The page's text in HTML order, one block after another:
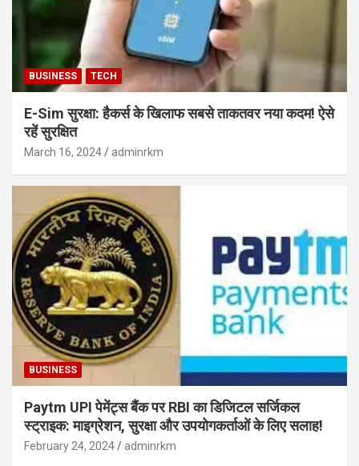
BUSINESS TECH
E-Sim सुरक्षा: हैकर्स के खिलाफ सबसे ताकतवर नया कदम! ऐसे
रहें सुरक्षित
March 16, 2024 adminrkm
BUSINESS
Paytm UPI पेमेंट्स बैंक पर RBI का डिजिटल सर्जिकल
स्ट्राइक: माइग्रेशन, सुरक्षा और उपयोगकर्ताओं के लिए सलाह!
February 24, 2024 adminrkm